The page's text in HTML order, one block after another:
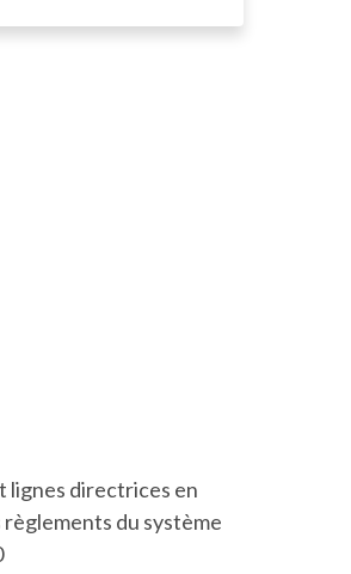
lignes directrices en
du système